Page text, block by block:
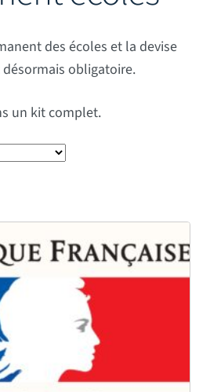
des écoles et la devise
obligatoire.
un kit complet.